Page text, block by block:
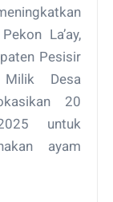
La’ay,
Pesisir
Desa
20
untuk
ayam